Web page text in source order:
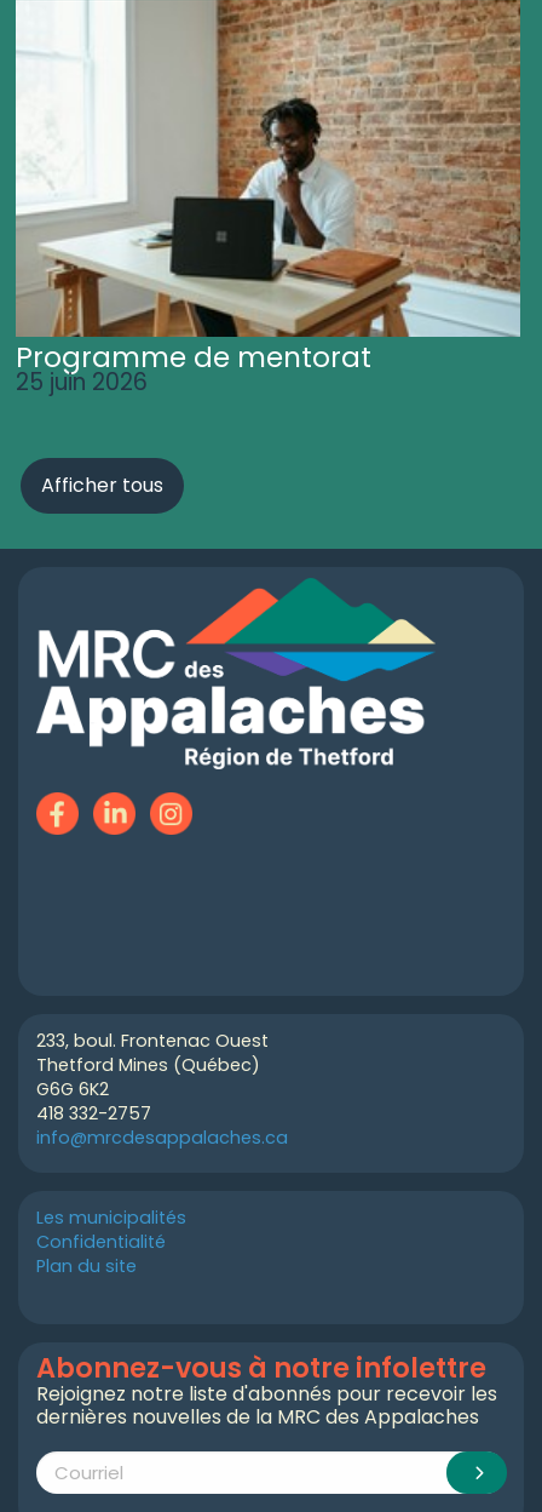
Programme de mentorat
25 juin 2026
Afficher tous
233, boul. Frontenac Ouest
Thetford Mines (Québec)
G6G 6K2
418 332-2757
info@mrcdesappalaches.ca
Les municipalités
Confidentialité
Plan du site
Abonnez-vous à notre infolettre
Rejoignez notre liste d'abonnés pour recevoir les
dernières nouvelles de la MRC des Appalaches